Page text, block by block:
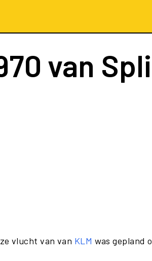
van
vlucht van van KLM was gepland